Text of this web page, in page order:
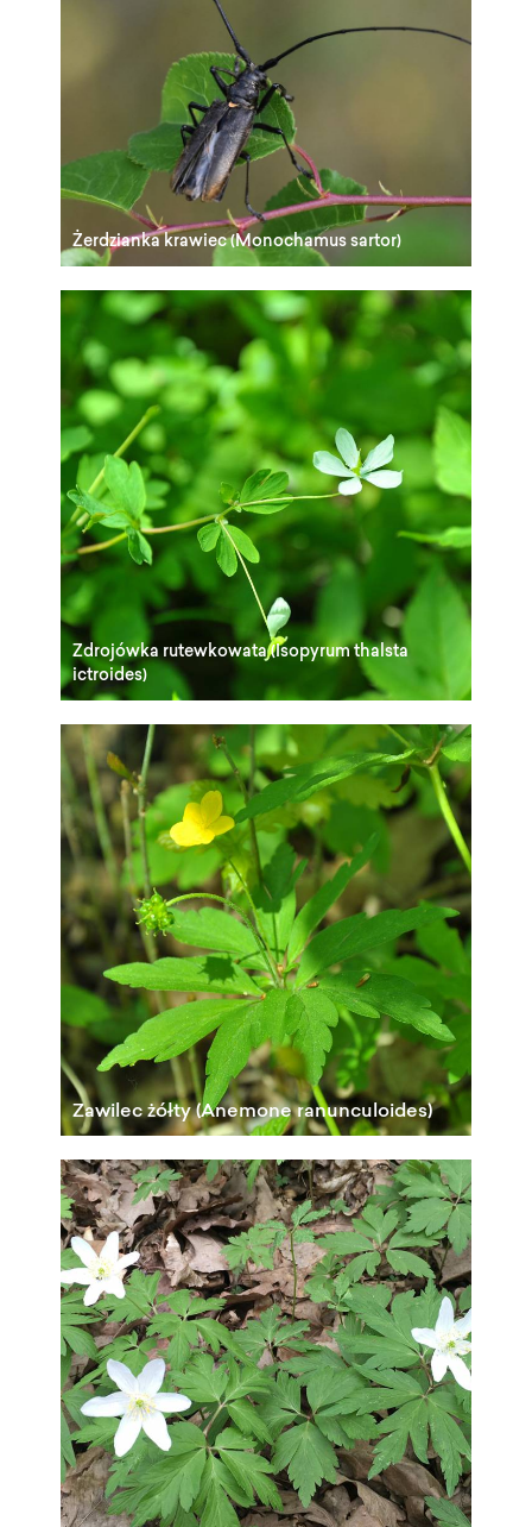
Żerdzianka krawiec (Monochamus sartor)
Zdrojówka rutewkowata (Isopyrum thalsta
ictroides)
Zawilec żółty (Anemone ranunculoides)